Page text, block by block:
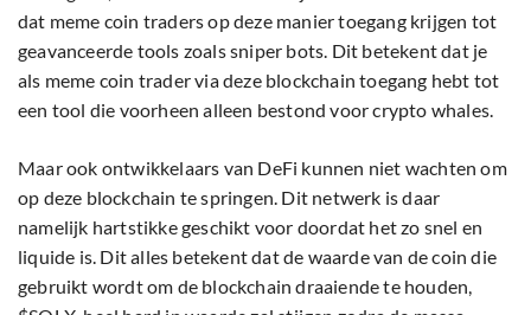
dat meme coin traders op deze manier toegang krijgen tot
geavanceerde tools zoals sniper bots. Dit betekent dat je
als meme coin trader via deze blockchain toegang hebt tot
een tool die voorheen alleen bestond voor crypto whales.
Maar ook ontwikkelaars van DeFi kunnen niet wachten om
op deze blockchain te springen. Dit netwerk is daar
namelijk hartstikke geschikt voor doordat het zo snel en
liquide is. Dit alles betekent dat de waarde van de coin die
gebruikt wordt om de blockchain draaiende te houden,